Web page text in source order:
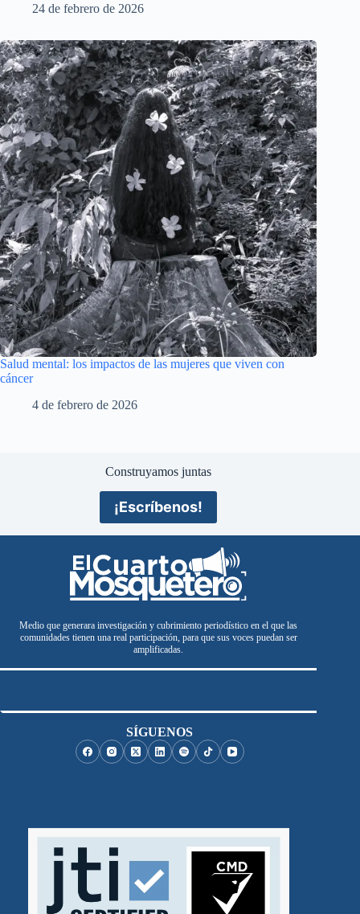
24 de febrero de 2026
Salud mental: los impactos de las mujeres que viven con
cáncer
4 de febrero de 2026
Construyamos juntas
¡Escríbenos!
Medio que generara investigación y cubrimiento periodístico en el que las
comunidades tienen una real participación, para que sus voces puedan ser
amplificadas.
SÍGUENOS